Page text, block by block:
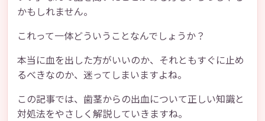
かもしれません。
これって一体どういうことなんでしょうか？
本当に血を出した方がいいのか、それともすぐに止め
るべきなのか、迷ってしまいますよね。
この記事では、歯茎からの出血について正しい知識と
対処法をやさしく解説していきますね。